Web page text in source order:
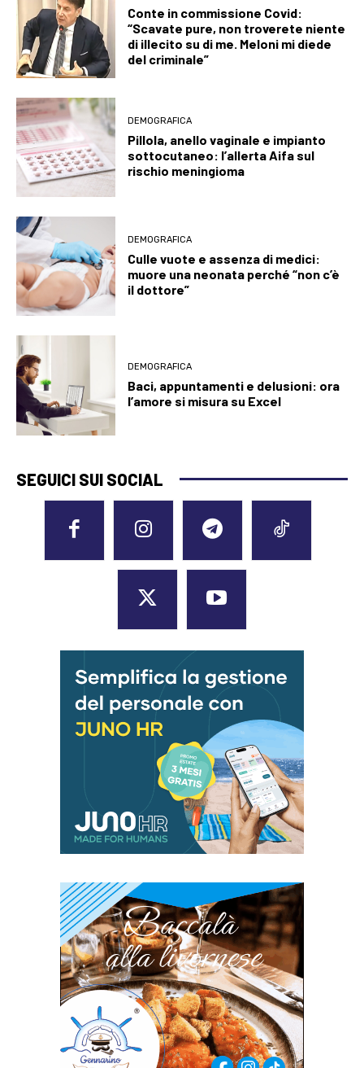
Conte in commissione Covid:
“Scavate pure, non troverete niente
di illecito su di me. Meloni mi diede
del criminale”
DEMOGRAFICA
Pillola, anello vaginale e impianto
sottocutaneo: l’allerta Aifa sul
rischio meningioma
DEMOGRAFICA
Culle vuote e assenza di medici:
muore una neonata perché “non c’è
il dottore”
DEMOGRAFICA
Baci, appuntamenti e delusioni: ora
l’amore si misura su Excel
SEGUICI SUI SOCIAL